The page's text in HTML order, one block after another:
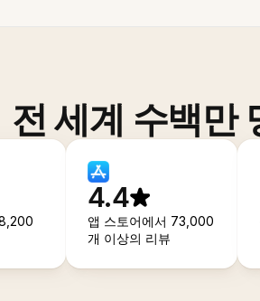
전 세계 수백만
4.4
앱 스토어에서 73,000
개 이상의 리뷰